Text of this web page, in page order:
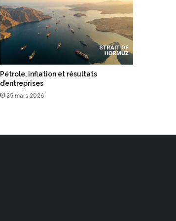
Pétrole, inflation et résultats
d’entreprises
25 mars 2026